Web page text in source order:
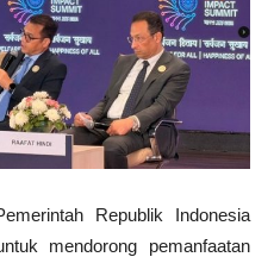
Republik Indonesia
mendorong pemanfaatan